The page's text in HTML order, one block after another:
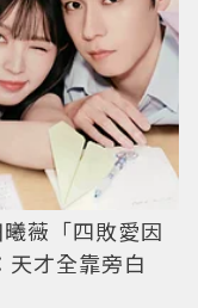
薇「四敗愛因
才全靠旁白